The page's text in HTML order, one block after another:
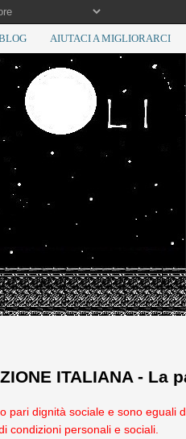
AIUTACI A MIGLIORARCI
ITALIANA -
pari dignità sociale e sono eguali
condizioni personali e sociali.